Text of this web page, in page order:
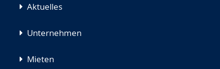
Aktuelles
Unternehmen
Mieten